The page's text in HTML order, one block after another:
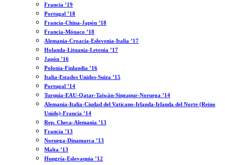
Francia ’19
Portugal ’18
Francia-China-Japón ’18
Francia-Mónaco ’18
Alemania-Croacia-Eslovenia-Italia ’17
Holanda-Lituania-Letonia ’17
Japón ’16
Polonia-Finlandia ’16
Italia-Estados Unidos-Suiza ’15
Portugal ’14
Turquía-EAU-Qatar-Taiwán-Singapur-Noruega ’14
Alemania-Italia-Ciudad del Vaticano-Irlanda-Irlanda del Norte (Reino
Unido)-Francia ’14
Rep. Checa-Alemania ’13
Francia ’13
Noruega-Dinamarca ’13
Malta ’13
Hungría-Eslovaquia ’12